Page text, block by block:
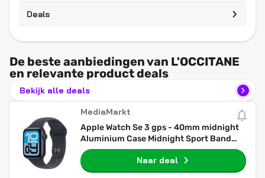
Deals
De beste aanbiedingen van L'OCCITANE
en relevante product deals
Bekijk alle deals
MediaMarkt
Apple Watch Se 3 gps - 40mm midnight
Aluminium Case Midnight Sport Band
S/m Smartwatch
Naar deal